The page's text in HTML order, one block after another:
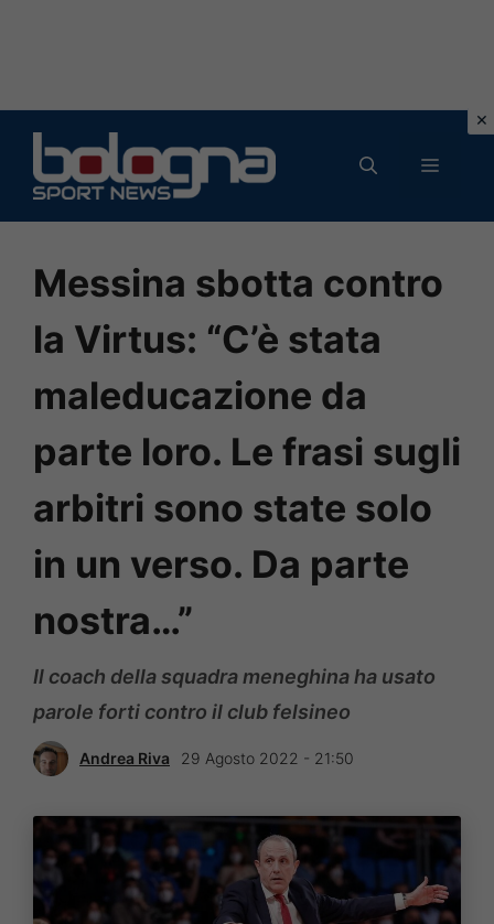
contenuto
MENU
Messina sbotta contro
la Virtus: “C’è stata
maleducazione da
parte loro. Le frasi sugli
arbitri sono state solo
in un verso. Da parte
nostra…”
Il coach della squadra meneghina ha usato
parole forti contro il club felsineo
Andrea Riva 29 Agosto 2022 - 21:50